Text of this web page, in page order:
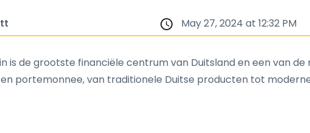
May 27, 2024 at 12:32 PM
is de grootste financiële centrum van Duitsland en een van
portemonnee, van traditionele Duitse producten tot